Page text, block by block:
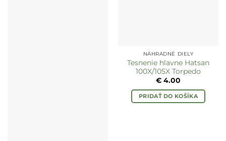
NÁHRADNÉ DIELY
Tesnenie hlavne Hatsan
100X/105X Torpedo
€ 4.00
PRIDAŤ DO KOŠÍKA